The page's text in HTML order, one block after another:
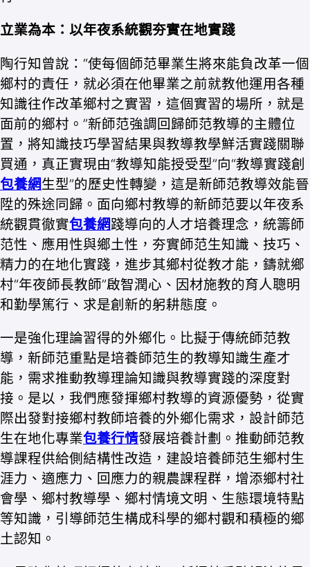
立業為本：以年夜系統觀夯實在地實踐
陶行知曾說：“使每個師范畢業生將來能負改革一個
鄉村的責任，就必須在他畢業之前就教他運用各種
知識往作改革鄉村之實習，這個實習的場所，就是
面前的鄉村。”新師范強調回歸師范教導的主體位
置，將知識技巧學習結果與教導教學鮮活實踐關聯
買通，真正實現由“教導知能授受型”向“教導實踐創
包養網生型”的歷史性轉變，這是新師范教導效能晉
陞的殊途同歸。面向鄉村教導的新師范要以年夜系
統觀貫徹實包養網踐導向的人才培養理念，統籌師
范性、應用性與鄉土性，夯實師范生知識、技巧、
精力的在地化實踐，進步其鄉村從教才能，鑄就鄉
村“年夜師長教師”啟智潤心、因材施教的育人聰明
和勤學篤行、求是創新的躬耕態度。
一是強化理論習得的外鄉化。比擬于傳統師范教
導，新師范重點是培養師范生的教導知識生產才
能，需求推動教導理論知識與教導實踐的深度對
接。是以，我們應發揮鄉村教導的資源優勢，從實
際出發對接鄉村教師培養的外鄉化需求，設計師范
生在地化專業包養行情發展培養計劃。推動師范教
導課程供給側結構性改造，建設培養師范生鄉村生
涯力、適應力、回應力的親農課程群，增添鄉村社
會學、鄉村教導學、鄉村情境文明、生態環境特點
等知識，引導師范生構成科學的鄉村觀和積極的鄉
土認知。